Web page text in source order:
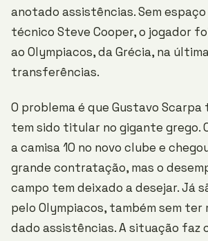
anotado assistências. Sem
técnico Steve Cooper, o jogador
ao Olympiacos, da Grécia, na
transferências.
O problema é que Gustavo Scarpa
tem sido titular no gigante grego.
a camisa 10 no novo clube e
grande contratação, mas o
campo tem deixado a desejar. Já
pelo Olympiacos, também sem ter
dado assistências. A situação faz